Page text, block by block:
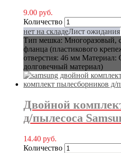
9.00 руб.
Количество
нет на складеЛист ожидания
Тип мешка: Многоразовый,
фланца (пластикового
отверстия: 46 мм Материал:
долговечный материал)
Двойной
д/пылесоса
14.40 руб.
Количество